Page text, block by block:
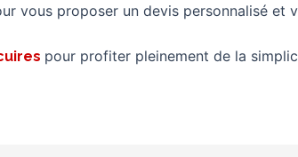
vous proposer un devis personnalisé et
pour profiter pleinement de la